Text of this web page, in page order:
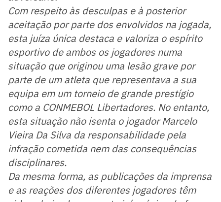
Com respeito às desculpas e à posterior
aceitação por parte dos envolvidos na jogada,
esta juíza única destaca e valoriza o espírito
esportivo de ambos os jogadores numa
situação que originou uma lesão grave por
parte de um atleta que representava a sua
equipa em um torneio de grande prestígio
como a CONMEBOL Libertadores. No entanto,
esta situação não isenta o jogador Marcelo
Vieira Da Silva da responsabilidade pela
infração cometida nem das consequências
disciplinares.
Da mesma forma, as publicações da imprensa
e as reações dos diferentes jogadores têm